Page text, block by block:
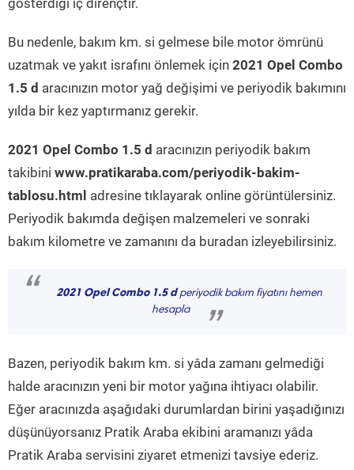
gösterdiği iç dirençtir.
Bu nedenle, bakım km. si gelmese bile motor ömrünü
uzatmak ve yakıt israfını önlemek için 2021 Opel Combo
1.5 d aracınızın motor yağ değişimi ve periyodik bakımını
yılda bir kez yaptırmanız gerekir.
2021 Opel Combo 1.5 d aracınızın periyodik bakım
takibini www.pratikaraba.com/periyodik-bakim-
tablosu.html adresine tıklayarak online görüntülersiniz.
Periyodik bakımda değişen malzemeleri ve sonraki
bakım kilometre ve zamanını da buradan izleyebilirsiniz.
“ 2021 Opel Combo 1.5 dperiyodik bakım fiyatını hemen
hesapla
”
Bazen, periyodik bakım km. si yâda zamanı gelmediği
halde aracınızın yeni bir motor yağına ihtiyacı olabilir.
Eğer aracınızda aşağıdaki durumlardan birini yaşadığınızı
düşünüyorsanız Pratik Araba ekibini aramanızı yâda
Pratik Araba servisini ziyaret etmenizi tavsiye ederiz.